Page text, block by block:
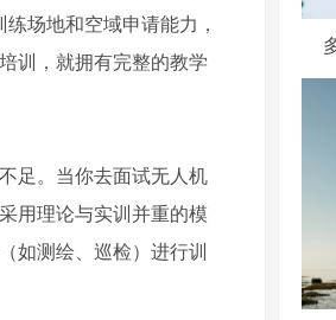
场地和空域申请能力，
训，就拥有完整的教学
足。当你去面试无人机
用理论与实训并重的模
如测绘、巡检）进行训